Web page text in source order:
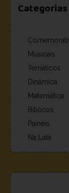
Categorias
Músicais
Temáticos
Dinâmica
Matemática
Bíblicos
Painéis
Na Lata